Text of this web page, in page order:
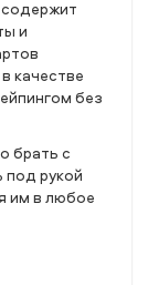
и
качестве
без
брать с
под рукой
им в любое